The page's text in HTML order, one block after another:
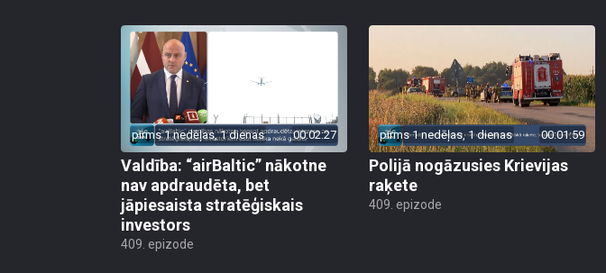
pirms 1 nedēļas, 1 dienas 00:02:27
Valdība: “airBaltic” nākotne
nav apdraudēta, bet
jāpiesaista stratēģiskais
investors
409. epizode
pirms 1 nedēļas, 1 dienas 00:01:59
Polijā nogāzusies Krievijas
raķete
409. epizode